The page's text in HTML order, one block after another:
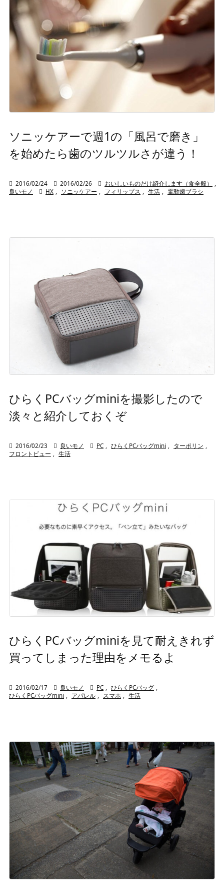
ソニッケアーで週1の「風呂で磨き」
を始めたら歯のツルツルさが違う！
 2016/02/24  2016/02/26  おいしいものだけ紹介します（食全般）
良いモノ
 HX ソニッケアー フィリップス 生活 電動歯ブラシ
ひらくPCバッグminiを撮影したので
淡々と紹介しておくぞ
 2016/02/23  良いモノ  PC , ひらくPCバッグmini , ターポリン ,
フロントビュー , 生活
ひらくPCバッグminiを見て耐えきれず
買ってしまった理由をメモるよ
 2016/02/17  良いモノ  PC , ひらくPCバッグ ,
ひらくPCバッグmini , アパレル , スマホ , 生活